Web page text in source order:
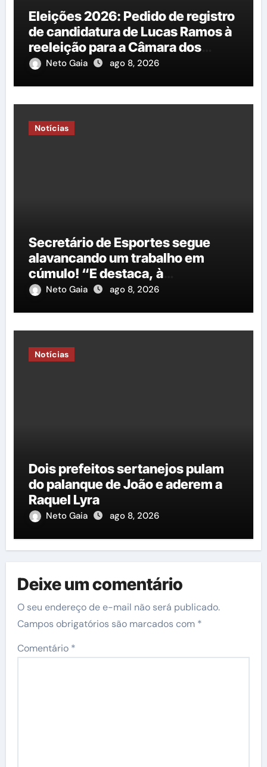
Eleições 2026: Pedido de registro
de candidatura de Lucas Ramos à
reeleição para a Câmara dos
Deputados é protocolado na
Neto Gaia ago 8, 2026
Notícias
Secretário de Esportes segue
alavancando um trabalho em
cúmulo! “E destaca, à
importância do governo George
poliesportiva”
Neto Gaia ago 8, 2026
Notícias
Dois prefeitos sertanejos pulam
do palanque de João e aderem a
Raquel Lyra
Neto Gaia ago 8, 2026
Deixe um comentário
O seu endereço de e-mail não será publicado.
Campos obrigatórios são marcados com *
Comentário *